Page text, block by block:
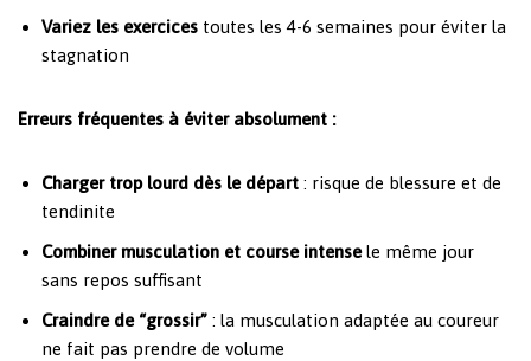
Variez les exercices toutes les 4-6 semaines pour éviter la
stagnation
Erreurs fréquentes à éviter absolument :
Charger trop lourd dès le départ : risque de blessure et de
tendinite
Combiner musculation et course intensele même jour
sans repos suffisant
Craindre de “grossir” : la musculation adaptée au coureur
ne fait pas prendre de volume